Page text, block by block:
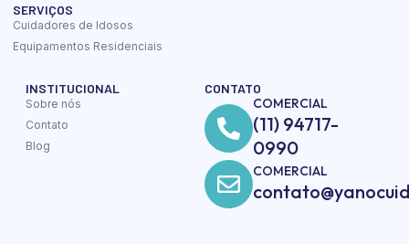
SERVIÇOS
Cuidadores de Idosos
Equipamentos Residenciais
INSTITUCIONAL
Sobre nós
Contato
Blog
CONTATO
COMERCIAL
(11) 94717-
0990
COMERCIAL